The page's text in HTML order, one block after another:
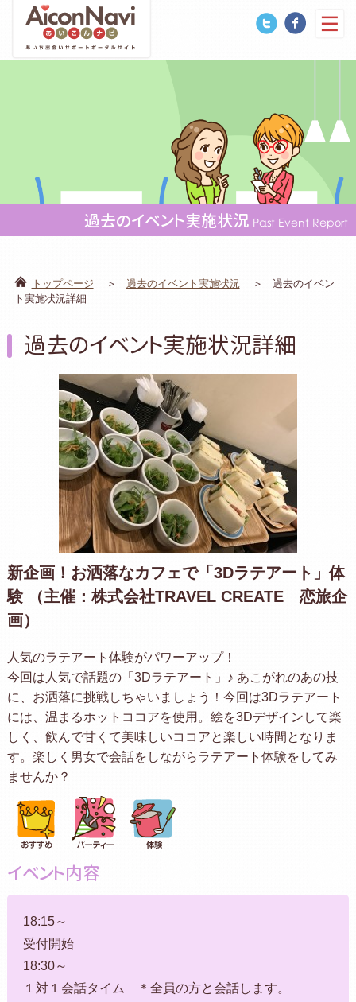
過去のイベント実施状況 Past Event Report
トップページ 過去のイベント実施状況
過去のイベン
ト実施状況詳細
過去のイベント実施状況詳細
新企画！お洒落なカフェで「3Dラテアート」体
験 （主催：株式会社TRAVEL CREATE 恋旅企
画）
人気のラテアート体験がパワーアップ！
今回は人気で話題の「3Dラテアート」♪ あこがれのあの技
に、お洒落に挑戦しちゃいましょう！今回は3Dラテアート
には、温まるホットココアを使用。絵を3Dデザインして楽
しく、飲んで甘くて美味しいココアと楽しい時間となりま
す。楽しく男女で会話をしながらラテアート体験をしてみ
ませんか？
イベント内容
18:15～
受付開始
18:30～
１対１会話タイム ＊全員の方と会話します。